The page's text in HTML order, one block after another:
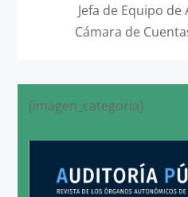
Jefa de Equipo
Cámara de
[imagen_categoria]